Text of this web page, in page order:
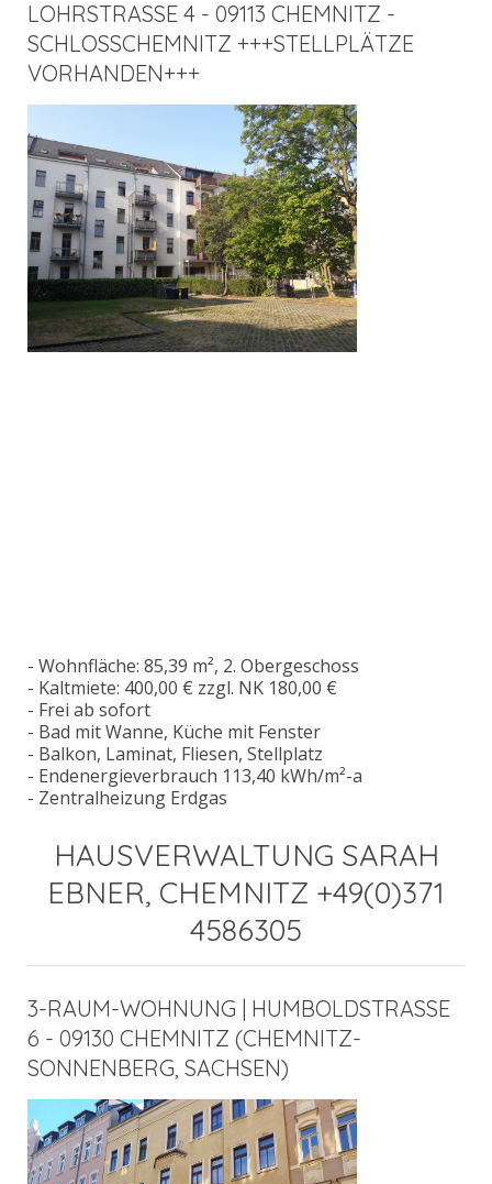
LOHRSTRASSE 4 - 09113 CHEMNITZ - S
CHLOSSCHEMNITZ +++STELLPLÄTZE V
ORHANDEN+++
- Wohnfläche: 85,39 m², 2. Obergeschoss
- Kaltmiete: 400,00 € zzgl. NK 180,00 €
- Frei ab sofort
- Bad mit Wanne, Küche mit Fenster
- Balkon, Laminat, Fliesen, Stellplatz
- Endenergieverbrauch 113,40 kWh/m²-a
- Zentralheizung Erdgas
HAUSVERWALTUNG SARAH
EBNER, CHEMNITZ +49(0)371
4586305
3-RAUM-WOHNUNG | HUMBOLDSTRASSE
6 - 09130 CHEMNITZ (CHEMNITZ-
SONNENBERG, SACHSEN)